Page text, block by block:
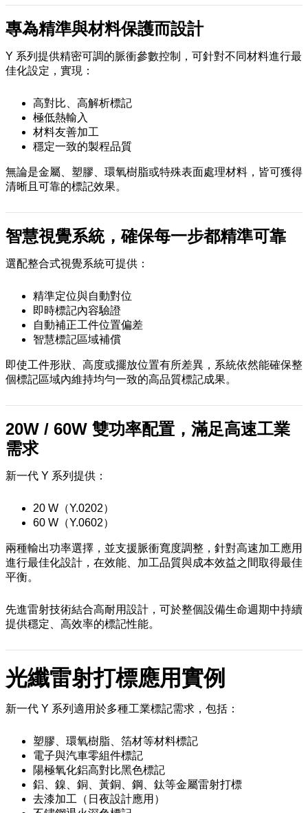
專為精準與材料保護而設計
Y 系列提供精密可調的脈衝參數控制，可針對不同材料進行最
佳化設定，實現：
高對比、高解析標記
極低熱輸入
材料友善加工
穩定一致的製程品質
無論是金屬、塑膠、環氧樹脂或特殊表面處理材料，皆可獲得
清晰且可靠的標記效果。
智慧視覺系統，確保每一步都精準可靠
選配整合式視覺系統可提供：
精準定位與自動對位
即時標記內容驗證
自動補正工件位置偏差
智慧標記區域補償
即使工件形狀、高度或擺放位置有所差異，系統依然能確保整
個標記區域內維持均勻一致的高品質標記成果。
20W / 60W 雙功率配置，滿足高速工業
需求
新一代 Y 系列提供：
20 W（Y.0202）
60 W（Y.0602）
兩種輸出功率選擇，並支援脈衝寬度調整，針對高速加工應用
進行最佳化設計，在效能、加工品質與成本效益之間取得最佳
平衡。
先進雷射技術結合高耐用設計，可於整個設備生命週期中持續
提供穩定、高效率的標記性能。
光纖雷射打標應用實例
新一代 Y 系列適用於多種工業標記需求，包括：
塑膠、環氧樹脂、箔材等材料標記
電子與汽車零組件標記
陽極氧化鋁高對比黑色標記
鋁、鎳、銅、黃銅、鋼、鈦等金屬雷射打標
去漆加工（日夜設計應用）